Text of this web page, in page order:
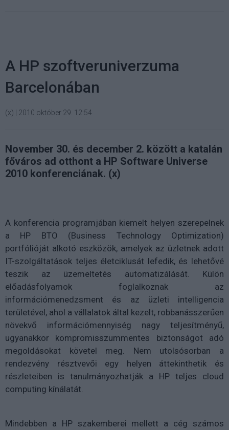
A HP szoftveruniverzuma
Barcelonában
(x) 2010 október 29. 12:54
November 30. és december 2. között a katalán
főváros ad otthont a HP Software Universe
2010 konferenciának. (x)
A konferencia programjában kiemelt helyen szerepelnek
a HP BTO (Business Technology Optimization)
portfólióját alkotó eszközök, amelyek az üzletnek adott
IT-szolgáltatások teljes életciklusát lefedik, és lehetővé
teszik az üzemeltetés automatizálását. Külön
előadásfolyamok foglalkoznak az
információmenedzsment és az üzleti intelligencia
területével, ahol a vállalatok által kezelt, robbanásszerűen
növekvő információmennyiség nagy teljesítményű,
ugyanakkor kompromisszummentes biztonságot adó
megoldásokat követel meg. Nem utolsósorban a
rendezvény résztvevői egy helyen áttekinthetik és
részleteiben is tanulmányozhatják a HP teljes cloud
computing kínálatát.
Mindebben a HP szakemberei mellett a cég számos